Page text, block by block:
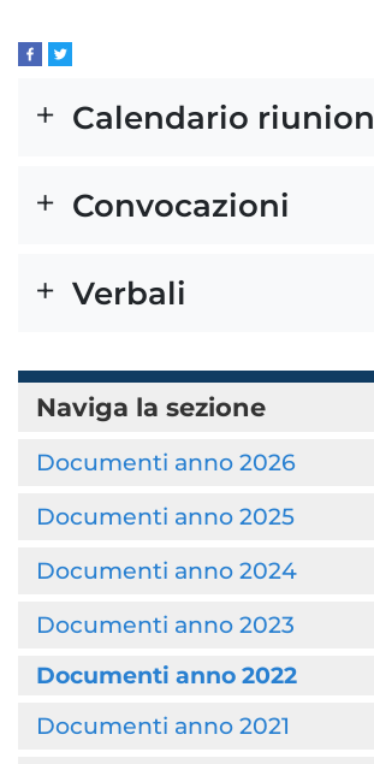
Calendario
Convocazioni
Verbali
Naviga la sezione
Documenti anno 2026
Documenti anno 2025
Documenti anno 2024
Documenti anno 2023
Documenti anno 2022
Documenti anno 2021